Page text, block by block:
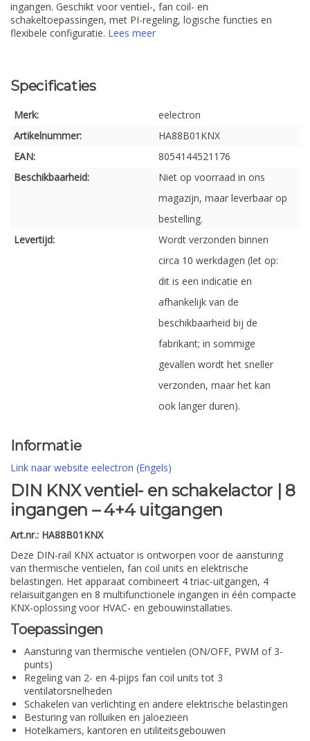
ingangen. Geschikt voor ventiel-, fan coil- en
schakeltoepassingen, met PI-regeling, logische functies en
flexibele configuratie. Lees meer
Specificaties
Merk:
eelectron
Artikelnummer:
HA88B01KNX
EAN:
8054144521176
Beschikbaarheid:
Niet op voorraad in ons
magazijn, maar leverbaar op
bestelling.
Levertijd:
Wordt verzonden binnen
circa 10 werkdagen (let op:
dit is een indicatie en
afhankelijk van de
beschikbaarheid bij de
fabrikant; in sommige
gevallen wordt het sneller
verzonden, maar het kan
ook langer duren).
Informatie
Link naar website eelectron (Engels)
DIN KNX ventiel- en schakelactor | 8
ingangen – 4+4 uitgangen
Art.nr.: HA88B01KNX
Deze DIN-rail KNX actuator is ontworpen voor de aansturing
van thermische ventielen, fan coil units en elektrische
belastingen. Het apparaat combineert 4 triac-uitgangen, 4
relaisuitgangen en 8 multifunctionele ingangen in één compacte
KNX-oplossing voor HVAC- en gebouwinstallaties.
Toepassingen
Aansturing van thermische ventielen (ON/OFF, PWM of 3-
punts)
Regeling van 2- en 4-pijps fan coil units tot 3
ventilatorsnelheden
Schakelen van verlichting en andere elektrische belastingen
Besturing van rolluiken en jaloezieën
Hotelkamers, kantoren en utiliteitsgebouwen